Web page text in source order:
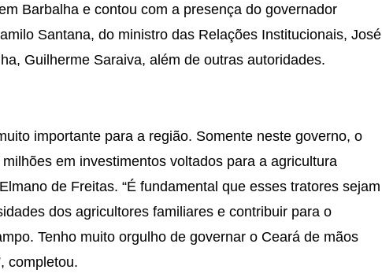
Barbalha e contou com a presença do governador
Santana, do ministro das Relações Institucionais, José
Guilherme Saraiva, além de outras autoridades.
importante para a região. Somente neste governo, o
em investimentos voltados para a agricultura
de Freitas. “É fundamental que esses tratores sejam
dos agricultores familiares e contribuir para o
Tenho muito orgulho de governar o Ceará de mãos
completou.